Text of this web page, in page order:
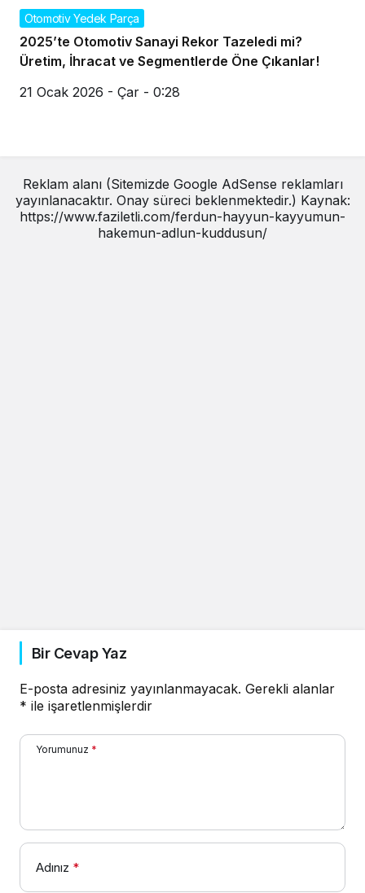
Otomotiv Yedek Parça
2025’te Otomotiv Sanayi Rekor Tazeledi mi?
Üretim, İhracat ve Segmentlerde Öne Çıkanlar!
21 Ocak 2026 - Çar - 0:28
Reklam alanı (Sitemizde Google AdSense reklamları
yayınlanacaktır. Onay süreci beklenmektedir.) Kaynak:
https://www.faziletli.com/ferdun-hayyun-kayyumun-
hakemun-adlun-kuddusun/
Bir Cevap Yaz
E-posta adresiniz yayınlanmayacak. Gerekli alanlar
* ile işaretlenmişlerdir
Yorumunuz *
Adınız *